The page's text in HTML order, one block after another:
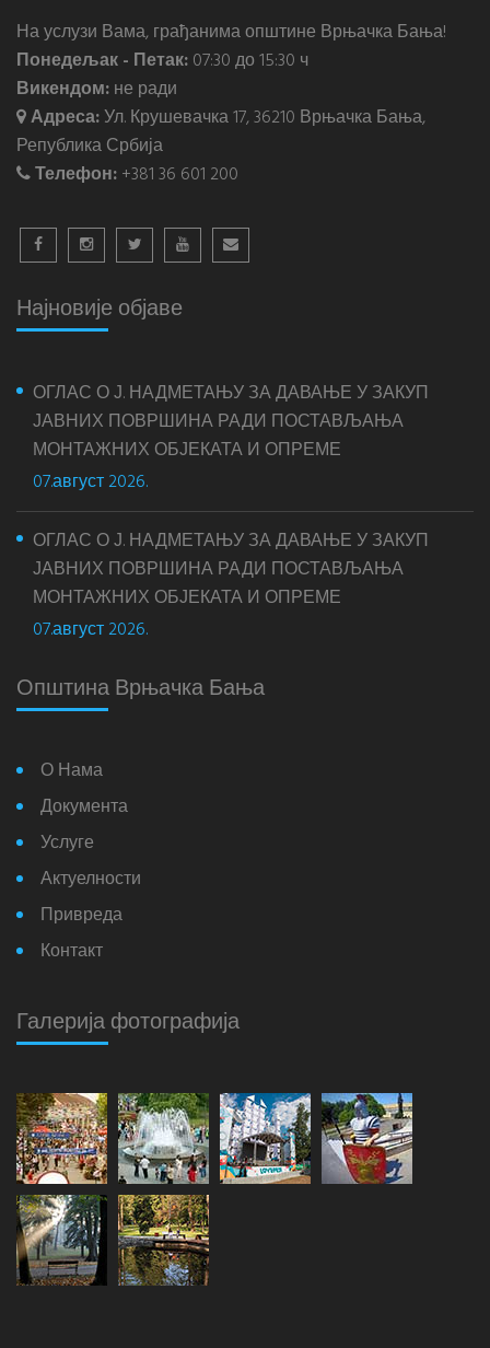
На услузи Вама, грађанима општине Врњачка Бања!
Понедељак - Петак:07:30 до 15:30 ч
Викендом:не ради
Адреса:Ул. Крушевачка 17, 36210 Врњачка Бања,
Република Србија
Телефон:+381 36 601 200
Најновије објаве
ОГЛАС О Ј. НАДМЕТАЊУ ЗА ДАВАЊЕ У ЗАКУП
ЈАВНИХ ПОВРШИНА РАДИ ПОСТАВЉАЊА
МОНТАЖНИХ ОБЈЕКАТА И ОПРЕМЕ
07.август 2026.
ОГЛАС О Ј. НАДМЕТАЊУ ЗА ДАВАЊЕ У ЗАКУП
ЈАВНИХ ПОВРШИНА РАДИ ПОСТАВЉАЊА
МОНТАЖНИХ ОБЈЕКАТА И ОПРЕМЕ
07.август 2026.
Општина Врњачка Бања
О Нама
Документа
Услуге
Актуелности
Привреда
Контакт
Галерија фотографија